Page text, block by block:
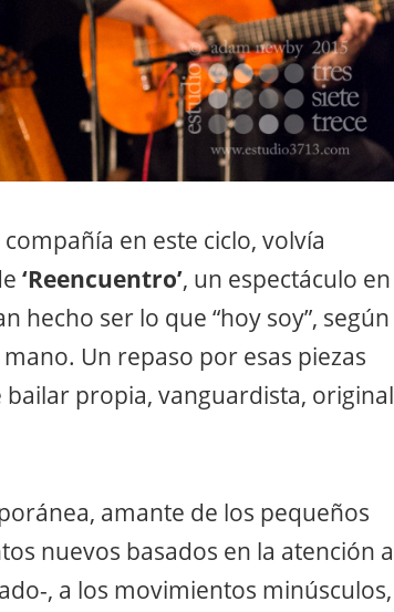
en este ciclo, volvía
‘Reencuentro’, un espectáculo en
hecho ser lo que “hoy soy”, según
Un repaso por esas piezas
propia, vanguardista, original
amante de los pequeños
nuevos basados en la atención a
, a los movimientos minúsculos,